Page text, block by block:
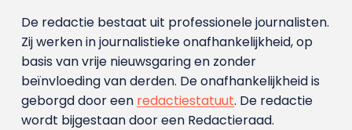
De redactie bestaat uit professionele journalisten.
Zij werken in journalistieke onafhankelijkheid, op
basis van vrije nieuwsgaring en zonder
beïnvloeding van derden. De onafhankelijkheid is
geborgd door een redactiestatuut. De redactie
wordt bijgestaan door een Redactieraad.